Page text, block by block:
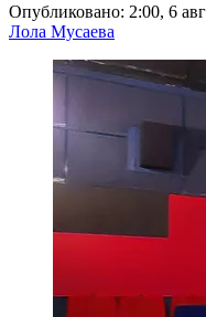
Опубликовано: 2:00, 6
Лола Мусаева